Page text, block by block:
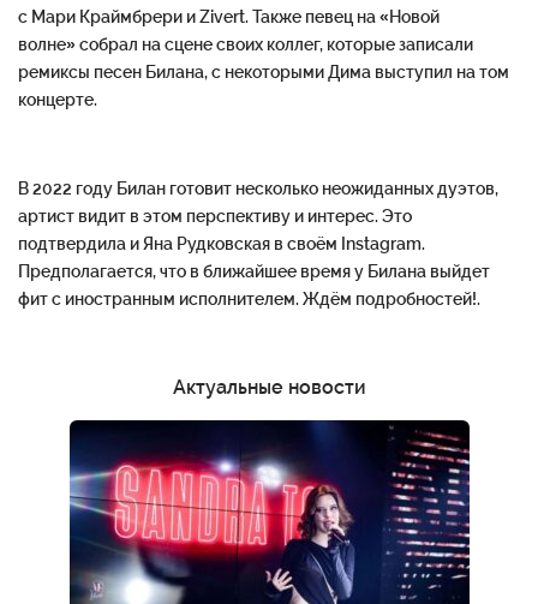
с Мари Краймбрери и Zivert. Также певец на «Новой
волне» собрал на сцене своих коллег, которые записали
ремиксы песен Билана, с некоторыми Дима выступил на том
концерте.
В 2022 году Билан готовит несколько неожиданных дуэтов,
артист видит в этом перспективу и интерес. Это
подтвердила и Яна Рудковская в своём Instagram.
Предполагается, что в ближайшее время у Билана выйдет
фит с иностранным исполнителем. Ждём подробностей!.
Актуальные новости